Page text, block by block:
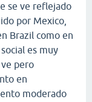
se ve reflejado
por Mexico,
Brazil como en
es muy
pero
en
moderado